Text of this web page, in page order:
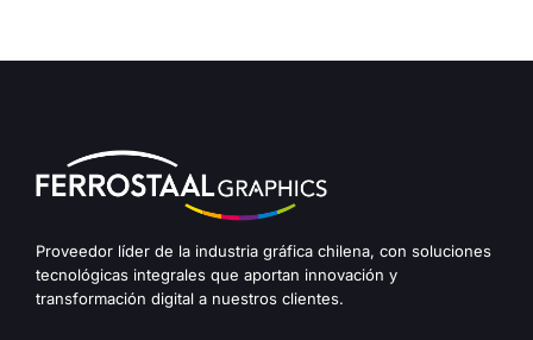
Proveedor líder de la industria gráfica chilena, con soluciones
tecnológicas integrales que aportan innovación y
transformación digital a nuestros clientes.